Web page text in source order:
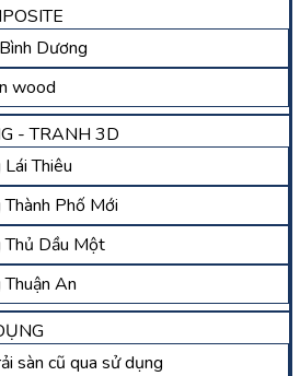
Dương
wood
- TRANH 3D
Thiêu
Phố Mới
Thủ Dầu Một
An
sàn cũ qua sử dụng